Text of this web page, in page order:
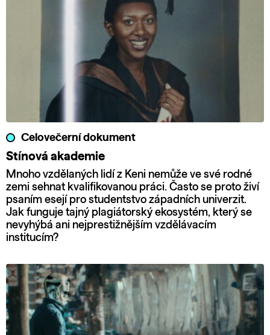
Celovečerní dokument
Stínová akademie
Mnoho vzdělaných lidí z Keni nemůže ve své rodné
zemi sehnat kvalifikovanou práci. Často se proto živí
psaním esejí pro studentstvo západních univerzit.
Jak funguje tajný plagiátorský ekosystém, který se
nevyhýbá ani nejprestižnějším vzdělávacím
institucím?